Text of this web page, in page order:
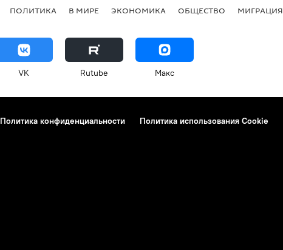
ПОЛИТИКА В МИРЕ ЭКОНОМИКА ОБЩЕСТВО МИГРАЦИЯ
VK Rutube Макс
Политика конфиденциальности Политика использования Cookie